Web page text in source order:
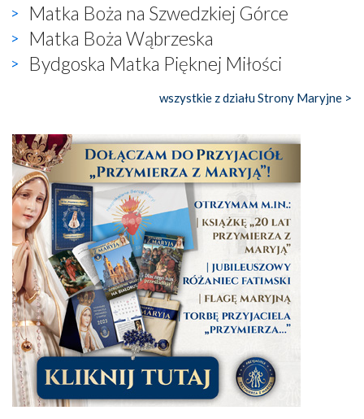
Matka Boża na Szwedzkiej Górce
Matka Boża Wąbrzeska
Bydgoska Matka Pięknej Miłości
wszystkie z działu Strony Maryjne >